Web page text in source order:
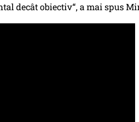
decât obiectiv“, a mai spus